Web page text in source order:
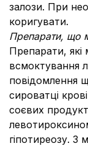
залози. При
коригувати.
Препарати, що
Препарати, які
всмоктування
повідомлення
сироватці
соєвих
гіпотиреозу. З